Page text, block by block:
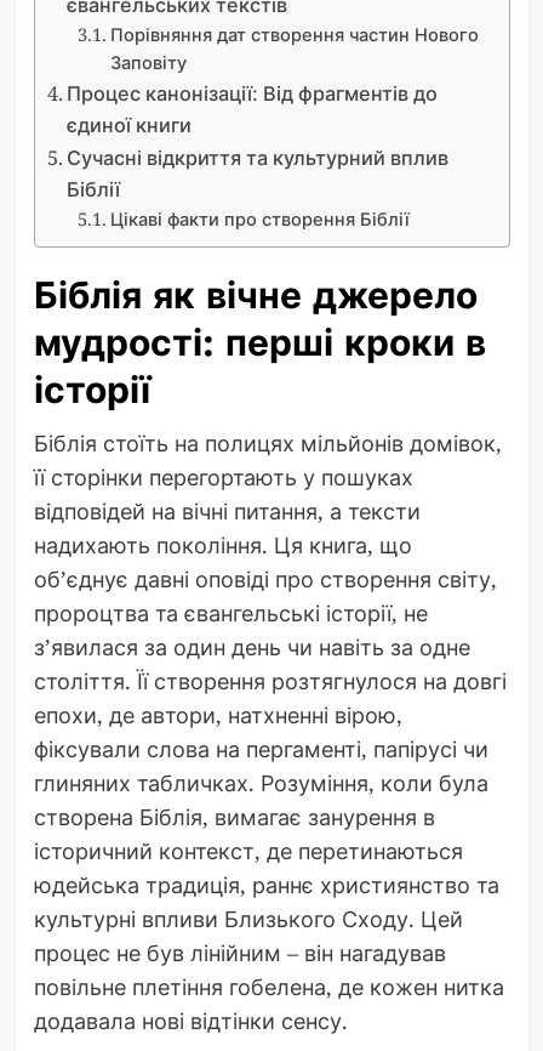
Порівняння дат створення частин Нового
Заповіту
Процес канонізації: Від фрагментів до
єдиної книги
Сучасні відкриття та культурний вплив
Біблії
Цікаві факти про створення Біблії
Біблія як вічне джерело
мудрості: перші кроки в
історії
Біблія стоїть на полицях мільйонів домівок,
її сторінки перегортають у пошуках
відповідей на вічні питання, а тексти
надихають покоління. Ця книга, що
об’єднує давні оповіді про створення світу,
пророцтва та євангельські історії, не
з’явилася за один день чи навіть за одне
століття. Її створення розтягнулося на довгі
епохи, де автори, натхненні вірою,
фіксували слова на пергаменті, папірусі чи
глиняних табличках. Розуміння, коли була
створена Біблія, вимагає занурення в
історичний контекст, де перетинаються
юдейська традиція, раннє християнство та
культурні впливи Близького Сходу. Цей
процес не був лінійним – він нагадував
повільне плетіння гобелена, де кожен нитка
додавала нові відтінки сенсу.